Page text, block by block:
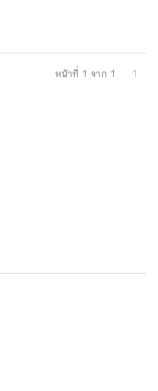
หน้าที่ 1 จาก 1 1